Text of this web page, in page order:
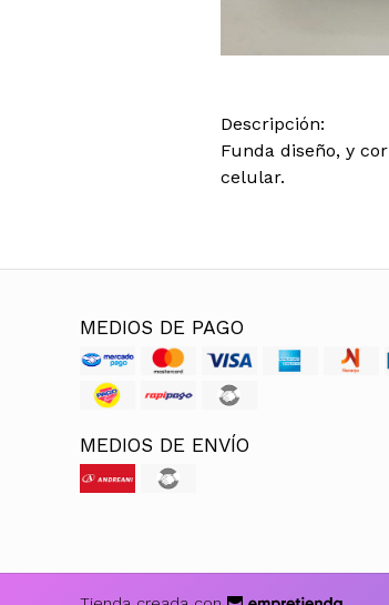
Descripción:
Funda diseño, y
celular.
MEDIOS DE PAGO
MEDIOS DE ENVÍO